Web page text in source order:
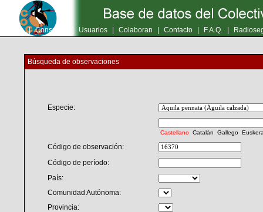
Inicio | Consultas Usuarios Colaboran Contacto F.A.Q.
Búsqueda de observaciones
Especie:
Castellano Catalán Gallego
Código de observación:
Código de período:
País:
Comunidad Autónoma:
Provincia: